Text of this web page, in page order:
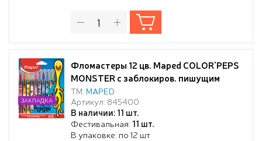
Фломастеры 12 цв. Maped COLOR'PEPS
MONSTER с заблокиров. пишущим
узлом, смываемые,
ТМ: MAPED
Артикул: 845400
В наличии: 11 шт.
Фестивальная: 11 шт.
В упаковке: по 12 шт
ЗАКЛАДКА